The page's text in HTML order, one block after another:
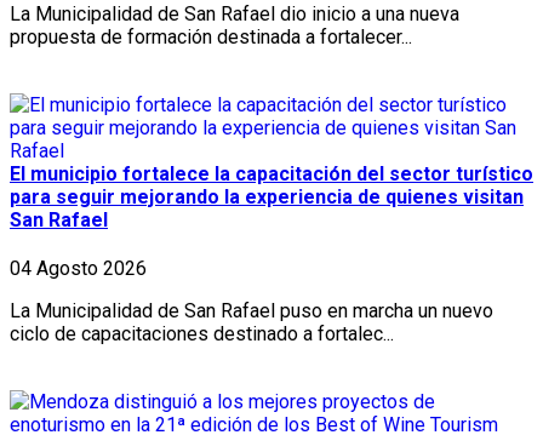
La Municipalidad de San Rafael dio inicio a una nueva
propuesta de formación destinada a fortalecer...
El municipio fortalece la capacitación del sector turístico
para seguir mejorando la experiencia de quienes visitan
San Rafael
04 Agosto 2026
La Municipalidad de San Rafael puso en marcha un nuevo
ciclo de capacitaciones destinado a fortalec...